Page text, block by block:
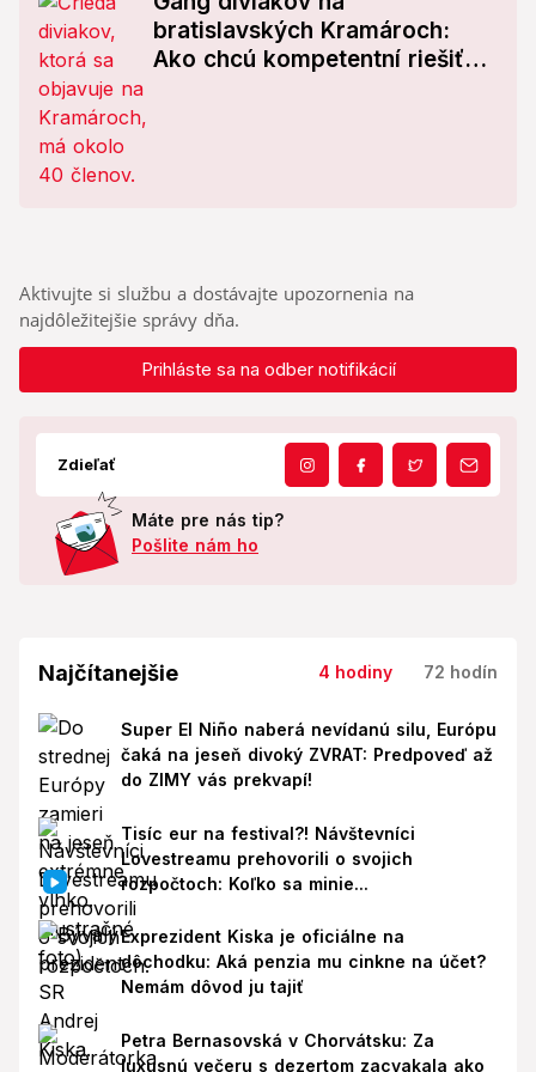
bratislavských Kramároch:
Ako chcú kompetentní riešiť
Aktivujte si službu a dostávajte upozornenia na
najdôležitejšie správy dňa.
Prihláste sa na odber notifikácií
Zdieľať
Máte pre nás tip?
Pošlite nám ho
Najčítanejšie 4 hodiny 72 hodín
Super El Niño naberá nevídanú silu, Európu
čaká na jeseň divoký ZVRAT: Predpoveď až
do ZIMY vás prekvapí!
Tisíc eur na festival?! Návštevníci
Lovestreamu prehovorili o svojich
rozpočtoch: Koľko sa minie...
Exprezident Kiska je oficiálne na
dôchodku: Aká penzia mu cinkne na účet?
Nemám dôvod ju tajiť
Petra Bernasovská v Chorvátsku: Za
luxusnú večeru s dezertom zacvakala ako